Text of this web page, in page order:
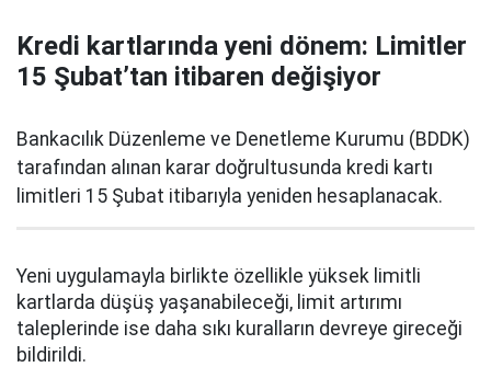
Kredi kartlarında yeni dönem: Limitler
15 Şubat’tan itibaren değişiyor
Bankacılık Düzenleme ve Denetleme Kurumu (BDDK)
tarafından alınan karar doğrultusunda kredi kartı
limitleri 15 Şubat itibarıyla yeniden hesaplanacak.
Yeni uygulamayla birlikte özellikle yüksek limitli
kartlarda düşüş yaşanabileceği, limit artırımı
taleplerinde ise daha sıkı kuralların devreye gireceği
bildirildi.